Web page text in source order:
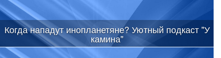
Когда нападут инопланетяне? Уютный подкаст "У
камина"